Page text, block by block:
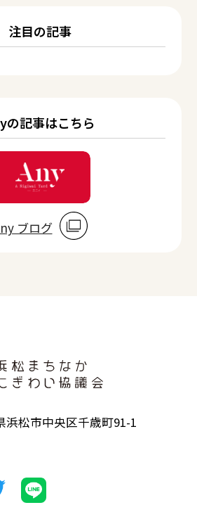
注目の記事
の記事はこちら
ブログ
松市中央区千歳町91-1